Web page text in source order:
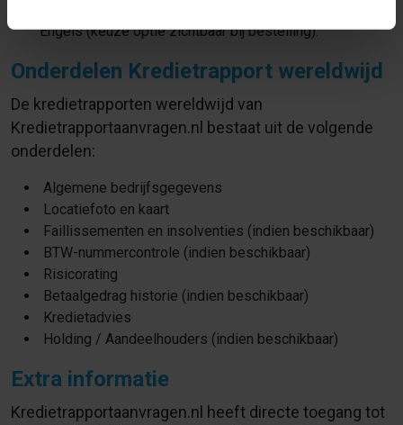
Engels (keuze optie zichtbaar bij bestelling).
Onderdelen Kredietrapport wereldwijd
De kredietrapporten wereldwijd van
Kredietrapportaanvragen.nl bestaat uit de volgende
onderdelen:
Algemene bedrijfsgegevens
Locatiefoto en kaart
Faillissementen en insolventies (indien beschikbaar)
BTW-nummercontrole (indien beschikbaar)
Risicorating
Betaalgedrag historie (indien beschikbaar)
Kredietadvies
Holding / Aandeelhouders (indien beschikbaar)
Extra informatie
Kredietrapportaanvragen.nl heeft directe toegang tot